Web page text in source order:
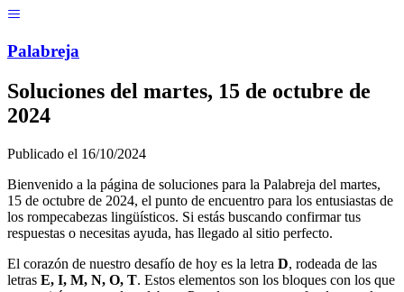
Palabreja
Soluciones del martes, 15 de octubre de
2024
Publicado el 16/10/2024
Bienvenido a la página de soluciones para la Palabreja del martes,
15 de octubre de 2024, el punto de encuentro para los entusiastas de
los rompecabezas lingüísticos. Si estás buscando confirmar tus
respuestas o necesitas ayuda, has llegado al sitio perfecto.
El corazón de nuestro desafío de hoy es la letra D, rodeada de las
letras E, I, M, N, O, T. Estos elementos son los bloques con los que